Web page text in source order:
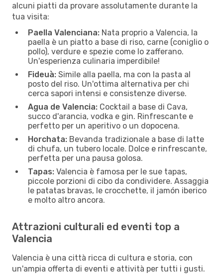
alcuni piatti da provare assolutamente durante la
tua visita:
Paella Valenciana: Nata proprio a Valencia, la
paella è un piatto a base di riso, carne (coniglio o
pollo), verdure e spezie come lo zafferano.
Un'esperienza culinaria imperdibile!
Fideuà: Simile alla paella, ma con la pasta al
posto del riso. Un'ottima alternativa per chi
cerca sapori intensi e consistenze diverse.
Agua de Valencia: Cocktail a base di Cava,
succo d'arancia, vodka e gin. Rinfrescante e
perfetto per un aperitivo o un dopocena.
Horchata: Bevanda tradizionale a base di latte
di chufa, un tubero locale. Dolce e rinfrescante,
perfetta per una pausa golosa.
Tapas: Valencia è famosa per le sue tapas,
piccole porzioni di cibo da condividere. Assaggia
le patatas bravas, le crocchette, il jamón iberico
e molto altro ancora.
Attrazioni culturali ed eventi top a
Valencia
Valencia è una città ricca di cultura e storia, con
un'ampia offerta di eventi e attività per tutti i gusti.